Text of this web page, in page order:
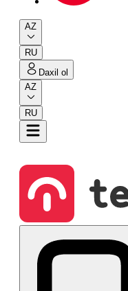
AZ
RU
Daxil ol
AZ
RU